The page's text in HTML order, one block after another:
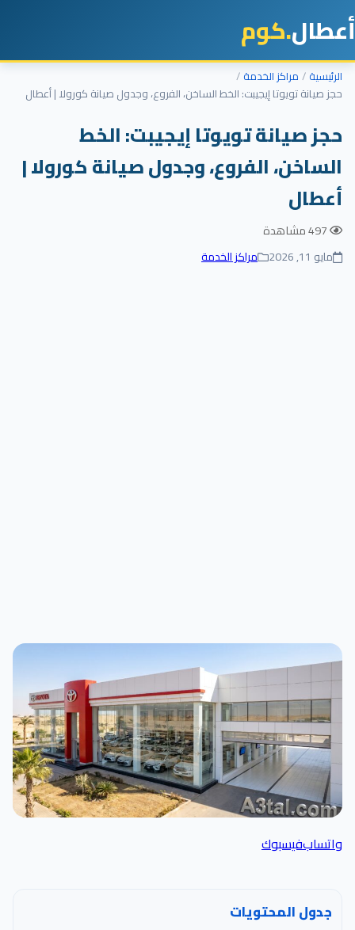
أعطال.كوم
الرئيسية
مراكز الخدمة
حجز صيانة تويوتا إيجيبت: الخط الساخن، الفروع، وجدول صيانة كورولا | أعطال
حجز صيانة تويوتا إيجيبت: الخط
الساخن، الفروع، وجدول صيانة كورولا |
أعطال
مايو 11, 2026 مراكز الخدمة
واتسابفيسبوك
جدول المحتويات